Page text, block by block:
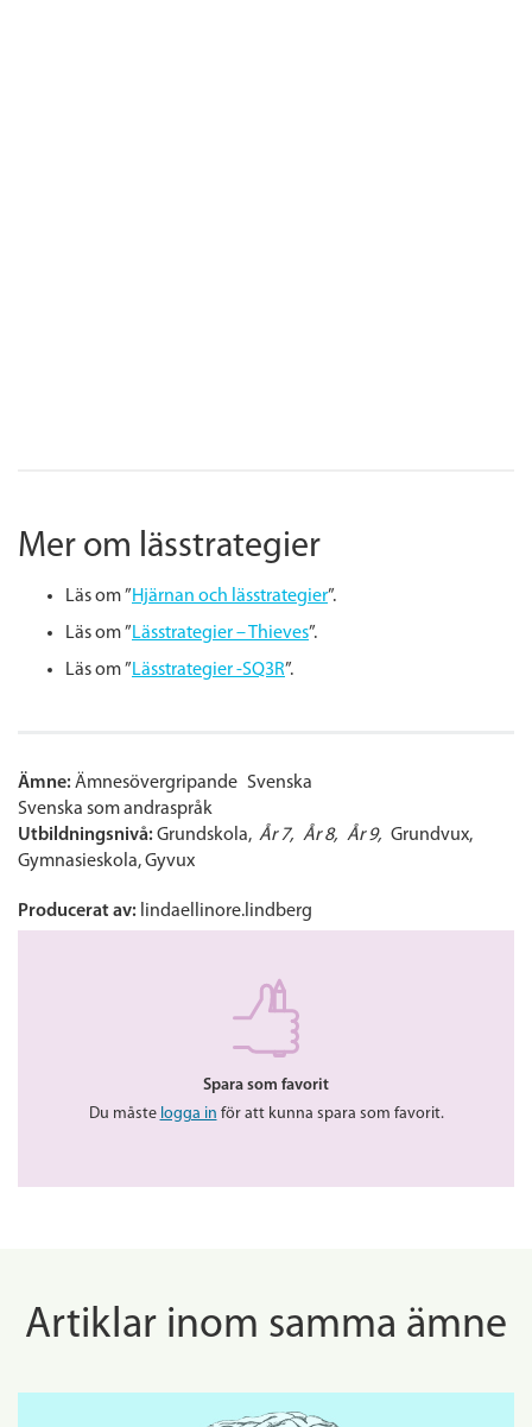
Mer om lässtrategier
Läs om ”Hjärnan och lässtrategier”.
Läs om ”Lässtrategier – Thieves”.
Läs om ”Lässtrategier -SQ3R”.
Ämne: Ämnesövergripande Svenska
Svenska som andraspråk
Utbildningsnivå: Grundskola År 7 År 8 År 9
Grundvux
Gymnasieskola Gyvux
Producerat av: lindaellinore.lindberg
Spara som favorit
Du måste logga in för att kunna spara som favorit.
Artiklar inom samma ämne